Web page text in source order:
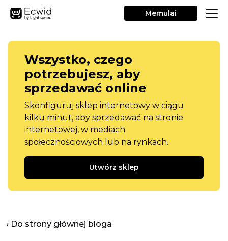
Memulai
Wszystko, czego
potrzebujesz, aby
sprzedawać online
Skonfiguruj sklep internetowy w ciągu
kilku minut, aby sprzedawać na stronie
internetowej, w mediach
społecznościowych lub na rynkach.
Utwórz sklep
‹ Do strony głównej bloga